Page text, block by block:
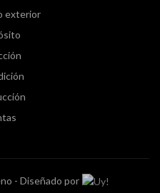
exterior
- Diseñado por